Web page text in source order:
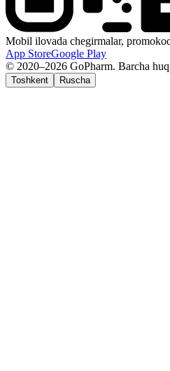
Mobil ilovada chegirmalar,
App StoreGoogle Play
© 2020–2026 GoPharm. Barcha
Toshkent Ruscha